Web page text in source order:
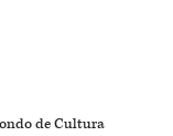
de Cultura